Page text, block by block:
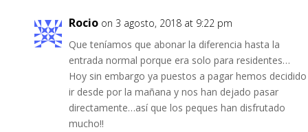
Rocio on 3 agosto, 2018 at 9:22 pm
Que teníamos que abonar la diferencia hasta la
entrada normal porque era solo para residentes…
Hoy sin embargo ya puestos a pagar hemos decidido
ir desde por la mañana y nos han dejado pasar
directamente…así que los peques han disfrutado
mucho!!